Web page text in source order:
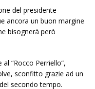
del presidente
ancora un buon margine
bisognerà però
“Rocco Perriello”,
sconfitto grazie ad un
secondo tempo.